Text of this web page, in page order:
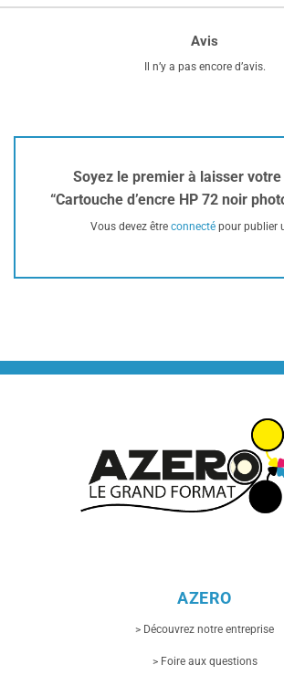
Avis
Il n’y a pas encore d’avis.
Soyez le premier à laisser
“Cartouche d’encre HP 72 noir
Vous devez être connecté pour publier
AZERO
> Découvrez notre entreprise
> Foire aux questions